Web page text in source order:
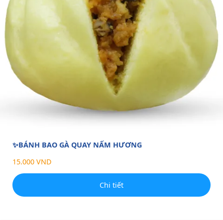
✨BÁNH BAO GÀ QUAY NẤM HƯƠNG
15.000 VND
Chi tiết